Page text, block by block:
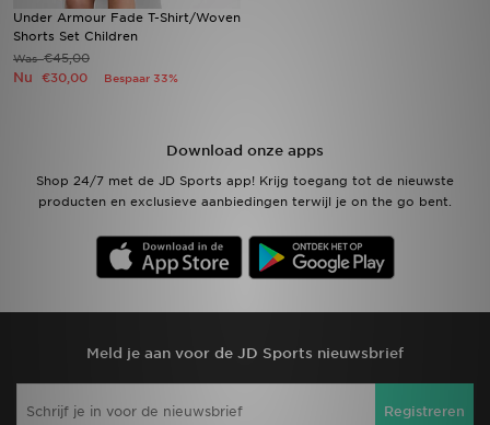
Under Armour Fade T-Shirt/Woven
Shorts Set Children
Was€45,00
Nu €30,00 Bespaar 33%
Download onze apps
Shop 24/7 met de JD Sports app! Krijg toegang tot de nieuwste
producten en exclusieve aanbiedingen terwijl je on the go bent.
Meld je aan voor de JD Sports nieuwsbrief
Registreren
Download de app
Winkel Zoeken
Klantenservice